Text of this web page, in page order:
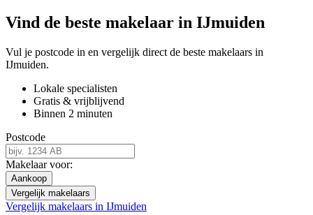
Vind de beste makelaar in IJmuiden
Vul je postcode in en vergelijk direct de beste makelaars in
IJmuiden.
Lokale specialisten
Gratis & vrijblijvend
Binnen 2 minuten
Postcode
Makelaar voor:
Aankoop
Vergelijk makelaars
Vergelijk makelaars in IJmuiden